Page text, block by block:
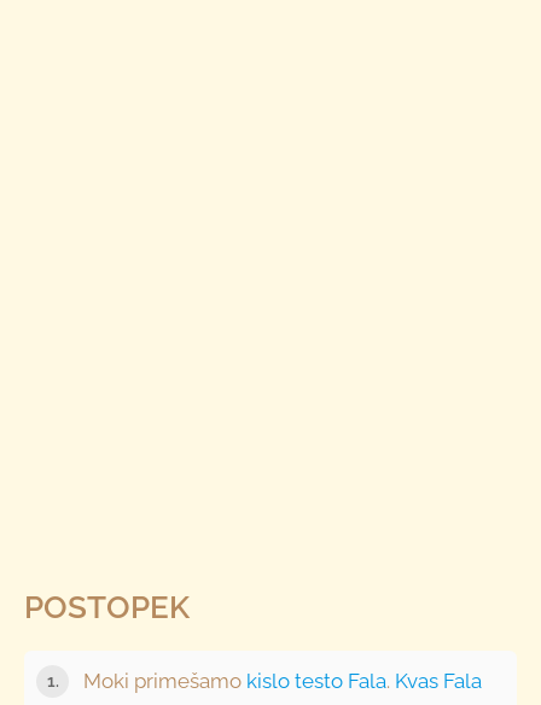
POSTOPEK
Moki primešamo kislo testo Fala. Kvas Fala